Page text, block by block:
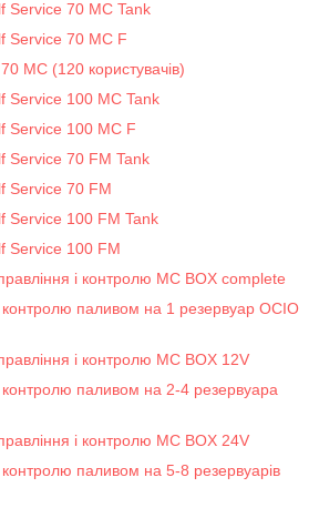
Service 70 MC Tank
Service 70 MC F
MC (120 користувачів)
Service 100 MC Tank
Service 100 MC F
Service 70 FM Tank
Service 70 FM
Service 100 FM Tank
Service 100 FM
і контролю MC BOX complete
паливом на 1 резервуар OCIO
і контролю MC BOX 12V
паливом на 2-4 резервуара
і контролю MC BOX 24V
паливом на 5-8 резервуарів